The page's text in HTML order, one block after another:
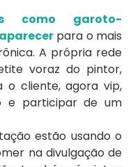
como garoto-
para o mais
A própria rede
voraz do pintor,
o cliente, agora vip,
e participar de um
estão usando o
na divulgação de